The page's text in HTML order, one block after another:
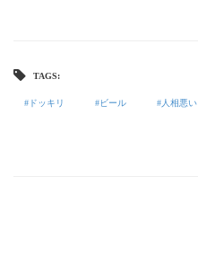
TAGS:
ドッキリ ビール 人相悪い